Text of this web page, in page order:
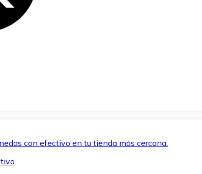
con efectivo en tu tienda más cercana.